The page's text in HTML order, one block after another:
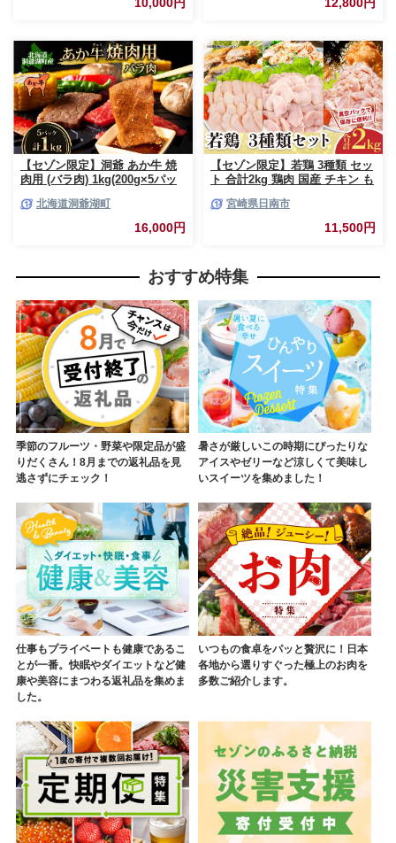
10,000円
お取り寄せ お肉屋 たどころ 送
12,800円
【セゾン限定】洞爺 あか牛 焼
肉用 (バラ肉) 1kg(200g×5パッ
ーベキュー おうち焼肉 BBQ ジ
ューシー ヘルシー 赤身本来の
北海道洞爺湖町
16,000円
【セゾン限定】若鶏 3種類 セッ
ト 合計2kg 鶏肉 国産 チキン も
しささみ 小分け 便利 食べ比べ
おかず お弁当 おつまみ 食品 真
空パック 焼肉 万能食材 からあ
南市 宮崎県 送料無料_BAV13-
宮崎県日南市
11,500円
おすすめ特集
季節のフルーツ・野菜や限定品が盛
りだくさん！8月までの返礼品を見
逃さずにチェック！
暑さが厳しいこの時期にぴったりな
アイスやゼリーなど涼しくて美味し
いスイーツを集めました！
仕事もプライベートも健康であるこ
とが一番。快眠やダイエットなど健
康や美容にまつわる返礼品を集めま
した。
いつもの食卓をパッと贅沢に！日本
各地から選りすぐった極上のお肉を
多数ご紹介します。